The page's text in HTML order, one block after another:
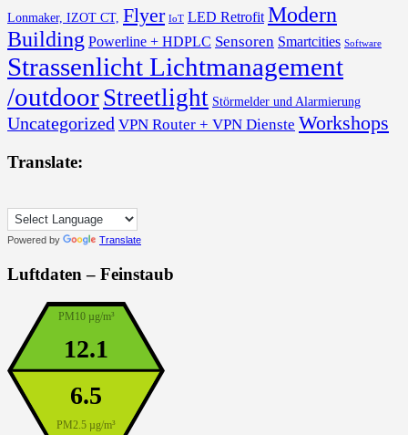
Lonmaker, IZOT CT, Flyer IoT LED Retrofit Modern
Building Powerline + HDPLC Sensoren Smartcities Software
Strassenlicht Lichtmanagement
/outdoorStreetlight Störmelder und Alarmierung
Uncategorized VPN Router + VPN Dienste Workshops
Translate:
Powered by Translate
Luftdaten – Feinstaub
PM10 µg/m³
PM2.5 µg/m³
12.1
6.5